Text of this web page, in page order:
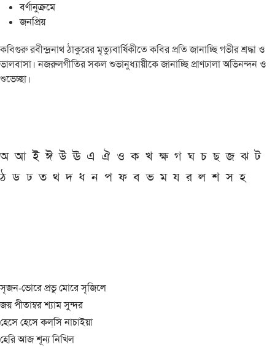
বর্ণানুক্রমে
জনপ্রিয়
কবিগুরু রবীন্দ্রনাথ ঠাকুরের মৃত্যুবার্ষিকীতে কবির প্রতি জানাচ্ছি গভীর শ্রদ্ধা ও
ভালবাসা। নজরুলগীতির সকল শুভানুধ্যায়ীকে জানাচ্ছি প্রাণঢালা অভিনন্দন ও
শুভেচ্ছা।
অ আ ই ঈ উ ঊ এ ঐ ও ক খ ক্ষ গ ঘ চ ছ জ ঝ ট
ঠ ড ঢ ত থ দ ধ ন প ফ ব ভ ম য র ল শ স হ
সৃজন-ভোরে প্রভু মোরে সৃজিলে
জয় পীতাম্বর শ্যাম সুন্দর
হেসে হেসে কল্‌সি নাচাইয়া
হেরি আজ শূন্য নিখিল